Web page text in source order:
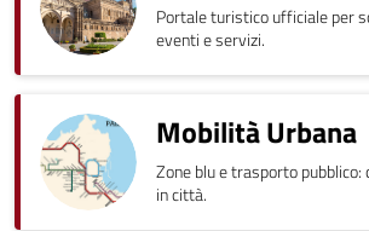
Portale turistico ufficiale per
eventi e servizi.
Mobilità Urbana
Zone blu e trasporto
in città.